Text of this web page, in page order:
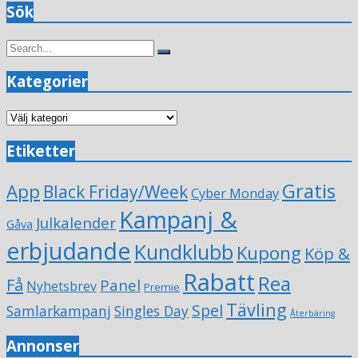
Sök
Search
Search
Kategorier
Kategorier
Etiketter
App Black Friday/WeekCyber Monday Gratis
Gåva Julkalender Kampanj &
erbjudande Kundklubb Kupong Köp &
Få Nyhetsbrev Panel Premie Rabatt Rea
Samlarkampanj Singles Day Spel Tävling Återbäring
Annonser